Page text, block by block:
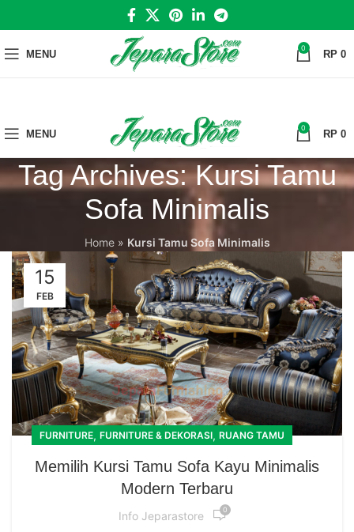
MENU 0 RP 0
MENU 0 RP 0
Tag Archives: Kursi Tamu
Sofa Minimalis
Home» Kursi Tamu Sofa Minimalis
15
FEB
FURNITURE, FURNITURE & DEKORASI, RUANG TAMU
Memilih Kursi Tamu Sofa Kayu Minimalis
Modern Terbaru
Info Jeparastore 0